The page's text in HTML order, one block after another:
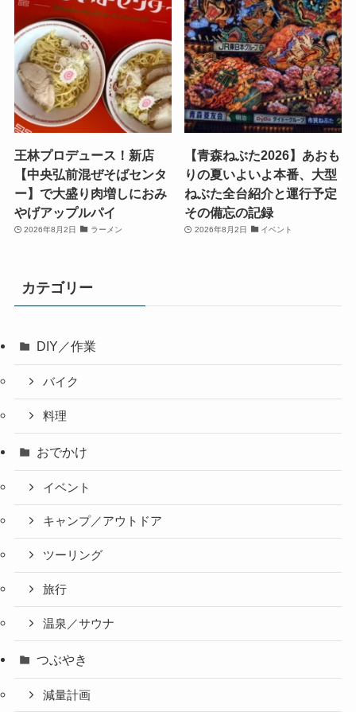
王林プロデュース！新店
【中央弘前混ぜそばセンタ
ー】で大盛り肉増しにおみ
やげアップルパイ
2026年8月2日 ラーメン
【青森ねぶた2026】あおも
りの夏いよいよ本番、大型
ねぶた全台紹介と運行予定
その備忘の記録
2026年8月2日 イベント
カテゴリー
DIY／作業
バイク
料理
おでかけ
イベント
キャンプ／アウトドア
ツーリング
旅行
温泉／サウナ
つぶやき
減量計画